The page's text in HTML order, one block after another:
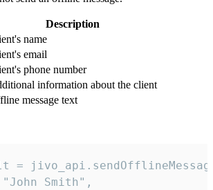
Description
name
email
phone number
information about the client
message text
=
Smith",